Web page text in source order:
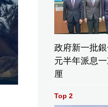
政府新一批
元半年派息
厘
Top 2